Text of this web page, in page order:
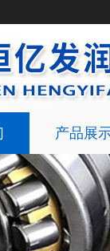
产品展